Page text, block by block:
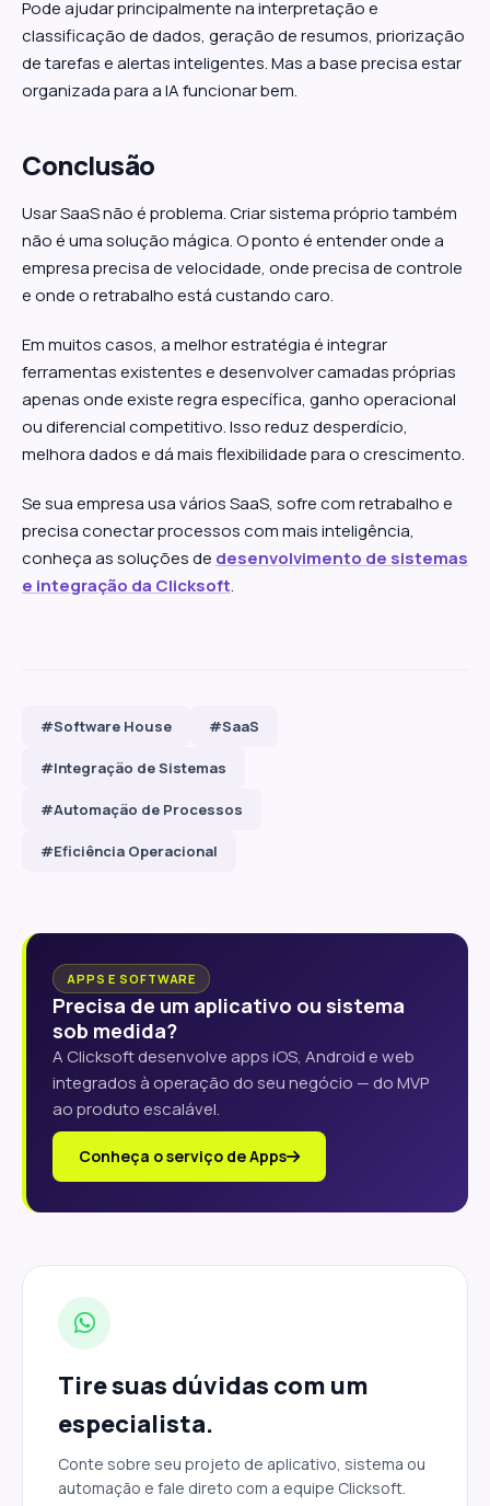
Pode ajudar principalmente na interpretação e
classificação de dados, geração de resumos, priorização
de tarefas e alertas inteligentes. Mas a base precisa estar
organizada para a IA funcionar bem.
Conclusão
Usar SaaS não é problema. Criar sistema próprio também
não é uma solução mágica. O ponto é entender onde a
empresa precisa de velocidade, onde precisa de controle
e onde o retrabalho está custando caro.
Em muitos casos, a melhor estratégia é integrar
ferramentas existentes e desenvolver camadas próprias
apenas onde existe regra específica, ganho operacional
ou diferencial competitivo. Isso reduz desperdício,
melhora dados e dá mais flexibilidade para o crescimento.
Se sua empresa usa vários SaaS, sofre com retrabalho e
precisa conectar processos com mais inteligência,
conheça as soluções de desenvolvimento de sistemas
e integração da Clicksoft.
#Software House #SaaS
#Integração de Sistemas
#Automação de Processos
#Eficiência Operacional
APPS E SOFTWARE
Precisa de um aplicativo ou sistema
sob medida?
A Clicksoft desenvolve apps iOS, Android e web
integrados à operação do seu negócio — do MVP
ao produto escalável.
Conheça o serviço de Apps
Tire suas dúvidas com um
especialista.
Conte sobre seu projeto de aplicativo, sistema ou
automação e fale direto com a equipe Clicksoft.